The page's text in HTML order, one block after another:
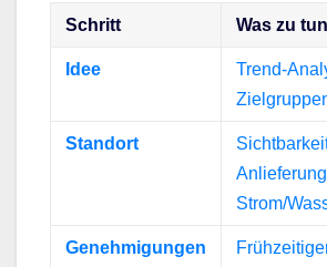
Schritt Was zu
Idee
Standort
Strom/
Genehmigungen